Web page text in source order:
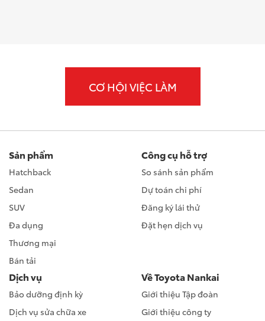
CƠ HỘI VIỆC LÀM
Sản phẩm
Hatchback
Sedan
SUV
Đa dụng
Thương mại
Bán tải
Công cụ hỗ trợ
So sánh sản phẩm
Dự toán chi phí
Đăng ký lái thử
Đặt hẹn dịch vụ
Dịch vụ
Bảo dưỡng định kỳ
Dịch vụ sửa chữa xe
Về Toyota Nankai
Giới thiệu Tập đoàn
Giới thiệu công ty